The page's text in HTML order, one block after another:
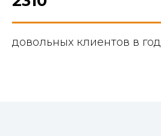
довольных клиентов в год